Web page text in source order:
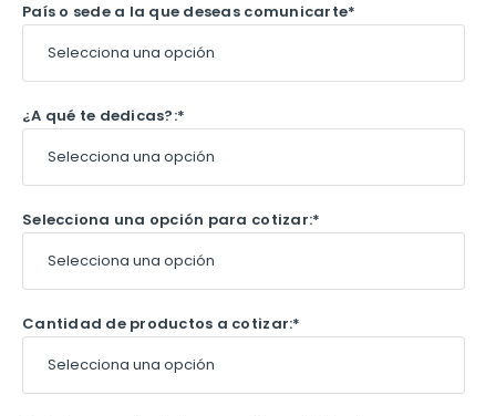
País o sede a la que deseas comunicarte*
¿A qué te dedicas?:*
Selecciona una opción para cotizar:*
Cantidad de productos a cotizar:*